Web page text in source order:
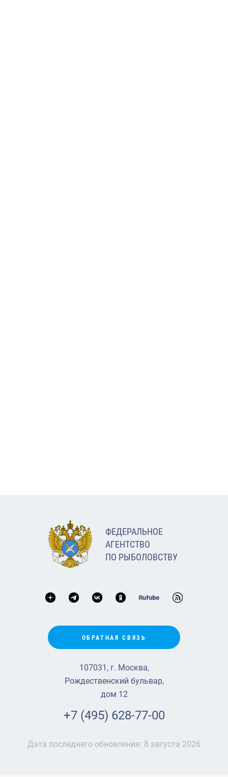
ФЕДЕРАЛЬНОЕ
АГЕНТСТВО
ПО РЫБОЛОВСТВУ
ОБРАТНАЯ СВЯЗЬ
107031, г. Москва,
Рождественский бульвар,
дом 12
+7 (495) 628-77-00
Дата последнего обновления: 8 августа 2026